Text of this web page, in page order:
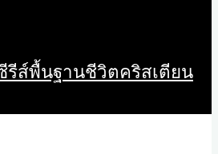
รีส์พื้นฐานชีวิตคริสเตียน